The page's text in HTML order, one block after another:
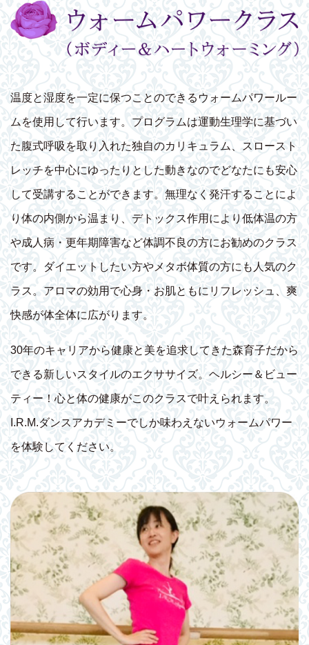
温度と湿度を一定に保つことのできるウォームパワールー
ムを使用して行います。プログラムは運動生理学に基づい
た腹式呼吸を取り入れた独自のカリキュラム、スロースト
レッチを中心にゆったりとした動きなのでどなたにも安心
して受講することができます。無理なく発汗することによ
り体の内側から温まり、デトックス作用により低体温の方
や成人病・更年期障害など体調不良の方にお勧めのクラス
です。ダイエットしたい方やメタボ体質の方にも人気のク
ラス。アロマの効用で心身・お肌ともにリフレッシュ、爽
快感が体全体に広がります。
30年のキャリアから健康と美を追求してきた森育子だから
できる新しいスタイルのエクササイズ。ヘルシー＆ビュー
ティー！心と体の健康がこのクラスで叶えられます。
I.R.M.ダンスアカデミーでしか味わえないウォームパワー
を体験してください。